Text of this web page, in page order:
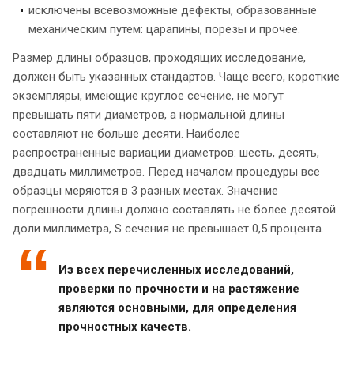
исключены всевозможные дефекты, образованные
механическим путем: царапины, порезы и прочее.
Размер длины образцов, проходящих исследование,
должен быть указанных стандартов. Чаще всего, короткие
экземпляры, имеющие круглое сечение, не могут
превышать пяти диаметров, а нормальной длины
составляют не больше десяти. Наиболее
распространенные вариации диаметров: шесть, десять,
двадцать миллиметров. Перед началом процедуры все
образцы меряются в 3 разных местах. Значение
погрешности длины должно составлять не более десятой
доли миллиметра, S сечения не превышает 0,5 процента.
Из всех перечисленных исследований,
проверки по прочности и на растяжение
являются основными, для определения
прочностных качеств.